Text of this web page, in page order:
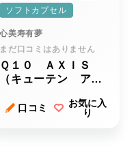
ソフトカプセル
心美寿有夢
まだ口コミはありません
Ｑ１０ ＡＸＩＳ
（キューテン アク
口コミ
お気に入
り